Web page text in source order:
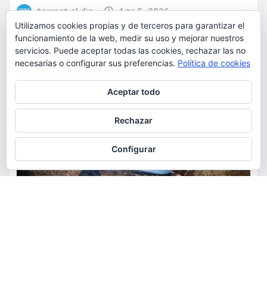
torrent al dia Ago 5, 2026
Utilizamos cookies propias y de terceros para garantizar el
funcionamiento de la web, medir su uso y mejorar nuestros
servicios. Puede aceptar todas las cookies, rechazar las no
necesarias o configurar sus preferencias. Política de cookies
Aceptar todo
Rechazar
Configurar
Para obtener más información, incluido cómo gestionar las cookies,